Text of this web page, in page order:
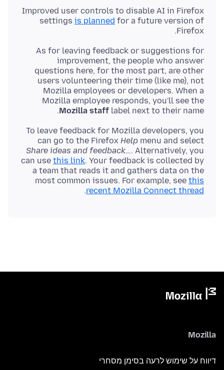
Improved user controls to disable AI in Firefox
settings is planned for a future version of
Firefox.
As for leaving feedback or suggestions for
improvement, the people who answer
questions here, for the most part, are other
users volunteering their time (like me), not
Mozilla employees or developers. When a
Mozilla employee responds, you'll see the
Mozilla staff label next to their name.
To leave feedback for Mozilla developers, you
can go to the Firefox Help menu and select
Share ideas and feedback…. Alternatively, you
can use this link. Your feedback is collected by
a team that reads it and gathers data on the
most common issues. For example, see this
recent Mozilla Connect thread
.
Mozilla
דיווח על שימוש לרעה בסימן מסחרי